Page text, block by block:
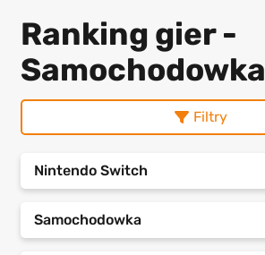
Ranking gier -
Samochodowka
Filtry
Nintendo Switch
Samochodowka